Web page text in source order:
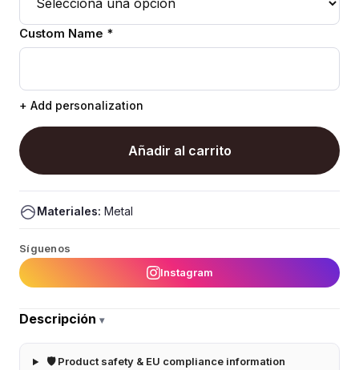
Custom Name *
+ Add personalization
Añadir al carrito
Materiales: Metal
Síguenos
Instagram
Descripción ▾
🛡 Product safety & EU compliance information